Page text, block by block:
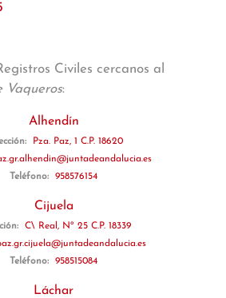
Civiles cercanos al
Vaqueros:
Alhendín
Pza. Paz, 1 C.P. 18620
Teléfono:
958576154
Cijuela
C\ Real, Nº 25 C.P. 18339
Teléfono:
958515084
Láchar